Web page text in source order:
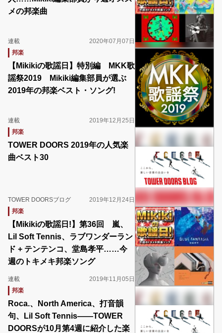
メの邦楽曲
連載
2020年07月07日
邦楽
【Mikikiの歌謡日】特別編 MKK歌
謡祭2019 Mikiki編集部員が選ぶ
2019年の邦楽ベスト・ソング!
連載
2019年12月25日
邦楽
TOWER DOORS 2019年の人気楽
曲ベスト30
TOWER DOORSブログ
2019年12月24日
邦楽
【Mikikiの歌謡日!】第36回 嵐、
Lil Soft Tennis、ラブワンダーラン
ド + テンテンコ、堂島孝平……今
週のトキメキ邦楽ソング
連載
2019年11月05日
邦楽
Roca.、North America、打音韻
句、Lil Soft Tennis――TOWER
DOORSが10月第4週に紹介した楽